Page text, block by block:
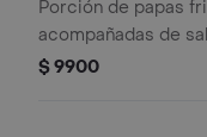
Porción de papas
acompañadas de
$ 9900